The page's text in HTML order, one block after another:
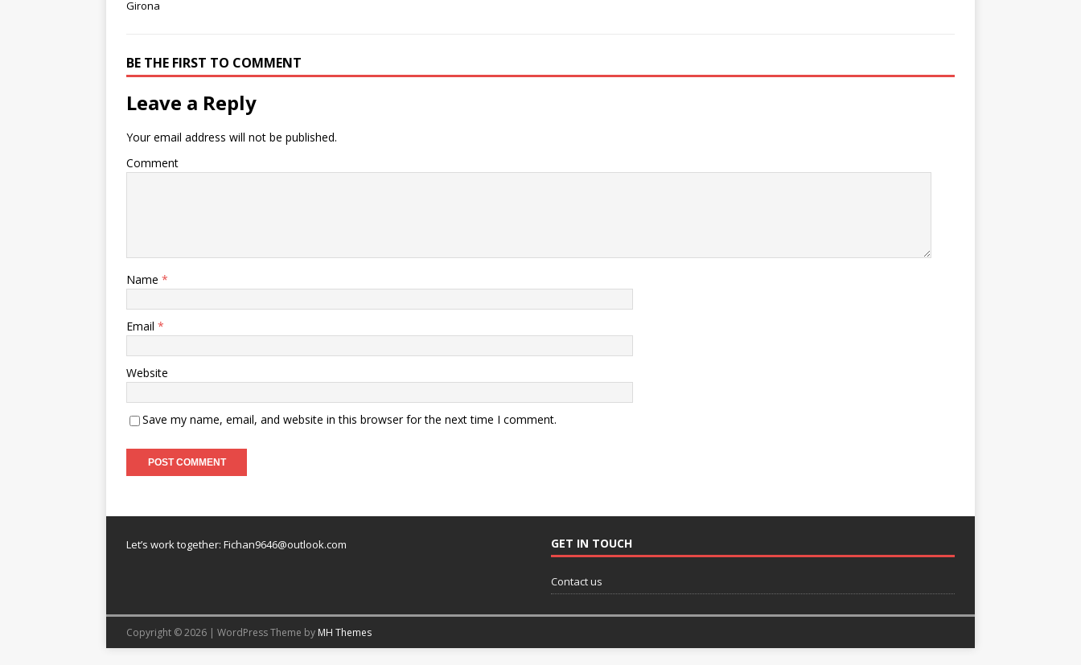
Girona
BE THE FIRST TO COMMENT
Leave a Reply
Your email address will not be published.
Comment
Name *
Email *
Website
Save my name, email, and website in this browser for the next time I comment.
Let’s work together: Fichan9646@outlook.com GET IN TOUCH
Contact us
Copyright © 2026 | WordPress Theme by MH Themes